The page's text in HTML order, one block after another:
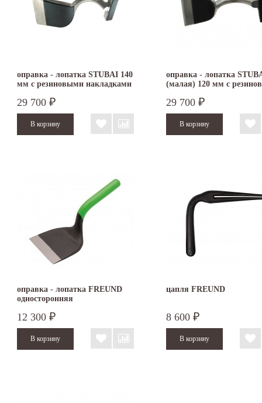
оправка - лопатка STUBAI 140
мм с резиновыми накладками
29 700 ₽
оправка - лопатка
(малая) 120 мм с
29 700 ₽
оправка - лопатка FREUND
односторонняя
12 300 ₽
цапля FREUND
8 600 ₽